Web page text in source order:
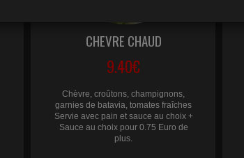
CHEVRE CHAUD
9.40€
Chèvre, croûtons, champignons,
garnies de batavia, tomates fraîches
Servie avec pain et sauce au choix +
Sauce au choix pour 0.75 Euro de
plus.